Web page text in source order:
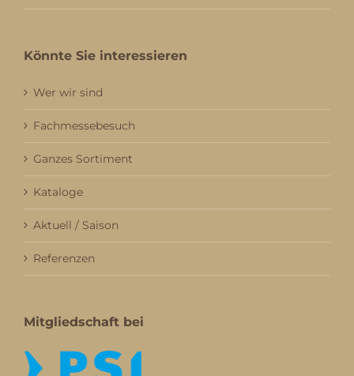
Könnte Sie interessieren
Wer wir sind
Fachmessebesuch
Ganzes Sortiment
Kataloge
Aktuell / Saison
Referenzen
Mitgliedschaft bei